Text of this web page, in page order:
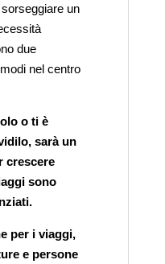
un
due
nel centro
o ti è
sarà un
crescere
sono
per i viaggi,
e persone